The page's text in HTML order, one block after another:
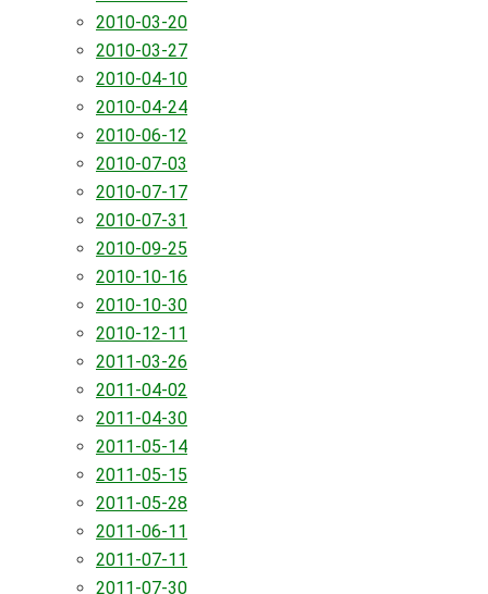
2010-03-20
2010-03-27
2010-04-10
2010-04-24
2010-06-12
2010-07-03
2010-07-17
2010-07-31
2010-09-25
2010-10-16
2010-10-30
2010-12-11
2011-03-26
2011-04-02
2011-04-30
2011-05-14
2011-05-15
2011-05-28
2011-06-11
2011-07-11
2011-07-30